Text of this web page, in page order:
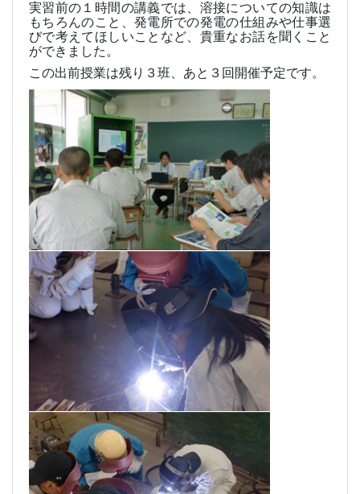
実習前の１時間の講義では、溶接についての知識は
もちろんのこと、発電所での発電の仕組みや仕事選
びで考えてほしいことなど、貴重なお話を聞くこと
ができました。
この出前授業は残り３班、あと３回開催予定です。